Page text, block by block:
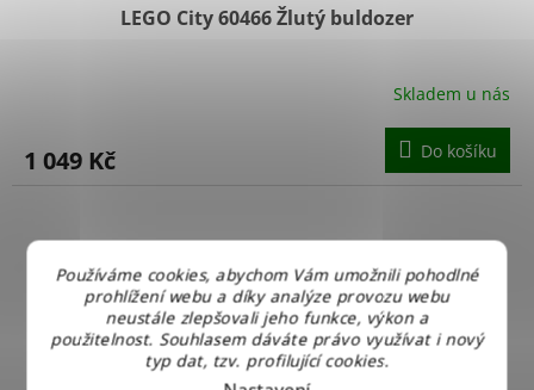
Používáme cookies, abychom Vám umožnili pohodlné
prohlížení webu a díky analýze provozu webu
neustále zlepšovali jeho funkce, výkon a
použitelnost. Souhlasem dáváte právo využívat i nový
typ dat, tzv. profilující cookies.
LEGO City 60466 Žlutý buldozer
Skladem u nás
1 049 Kč Do košíku